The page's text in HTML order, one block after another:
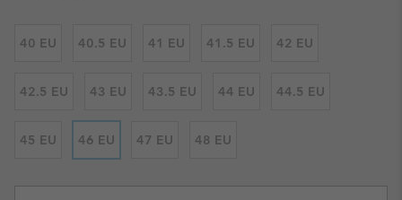
40 EU 40.5 EU 41 EU 41.5 EU 42 EU
42.5 EU 43 EU 43.5 EU 44 EU 44.5 EU
45 EU 46 EU 47 EU 48 EU